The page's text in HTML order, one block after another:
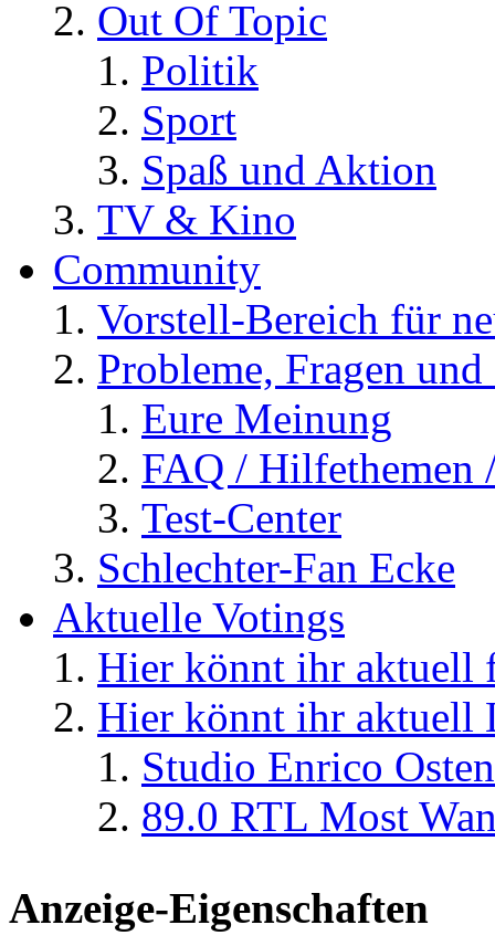
Out Of Topic
Politik
Sport
Spaß und Aktion
TV & Kino
Community
Vorstell-Bereich für
Probleme, Fragen
Eure Meinung
FAQ / Hilfethemen
Test-Center
Schlechter-Fan Ecke
Aktuelle Votings
Hier könnt ihr aktuell
Hier könnt ihr aktuell
Studio Enrico
89.0 RTL Most
Anzeige-Eigenschaften